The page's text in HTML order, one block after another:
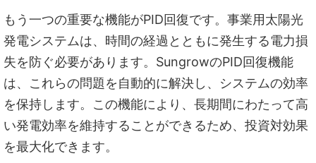
もう一つの重要な機能がPID回復です。事業用太陽光
発電システムは、時間の経過とともに発生する電力損
失を防ぐ必要があります。SungrowのPID回復機能
は、これらの問題を自動的に解決し、システムの効率
を保持します。この機能により、長期間にわたって高
い発電効率を維持することができるため、投資対効果
を最大化できます。